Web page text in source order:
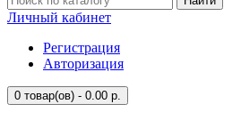
Личный кабинет
Регистрация
Авторизация
0 товар(ов) - 0.00 р.